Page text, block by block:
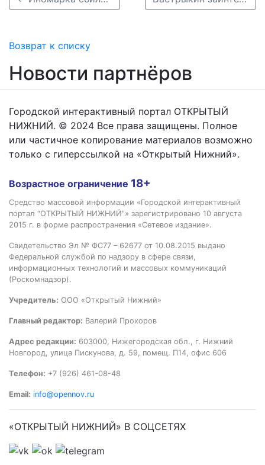
Возврат к списку
Новости партнёров
Городской интерактивный портал ОТКРЫТЫЙ
НИЖНИЙ. © 2024 Все права защищены. Полное
или частичное копирование материалов возможно
только с гиперссылкой на «Открытый Нижний».
Возрастное ограничение 18+
Средство массовой информации «Городской интерактивный
портал “ОТКРЫТЫЙ НИЖНИЙ”» зарегистрировано 10 августа
2015 г. в форме распространения «Сетевое издание».
Свидетельство Эл № ФС77 – 62677 от 10.08.2015 выдано
Федеральной службой по надзору в сфере связи,
информационных технологий и массовых коммуникаций
(Роскомнадзор).
Учредитель: ООО «Открытый Нижний»
Главный редактор: Валерий Прохоров
Адрес редакции: 603000, Нижегородская обл., г. Нижний
Новгород, улица Пискунова, д. 59, помещ. П14, офис 606
Телефон: +7 (926) 461-08-48
Email: info@opennov.ru
«ОТКРЫТЫЙ НИЖНИЙ» В СОЦСЕТЯХ